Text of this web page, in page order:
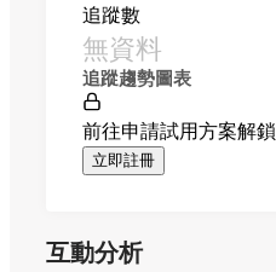
追蹤數
無資料
追蹤趨勢圖表
前往申請試用方案解鎖
立即註冊
互動分析